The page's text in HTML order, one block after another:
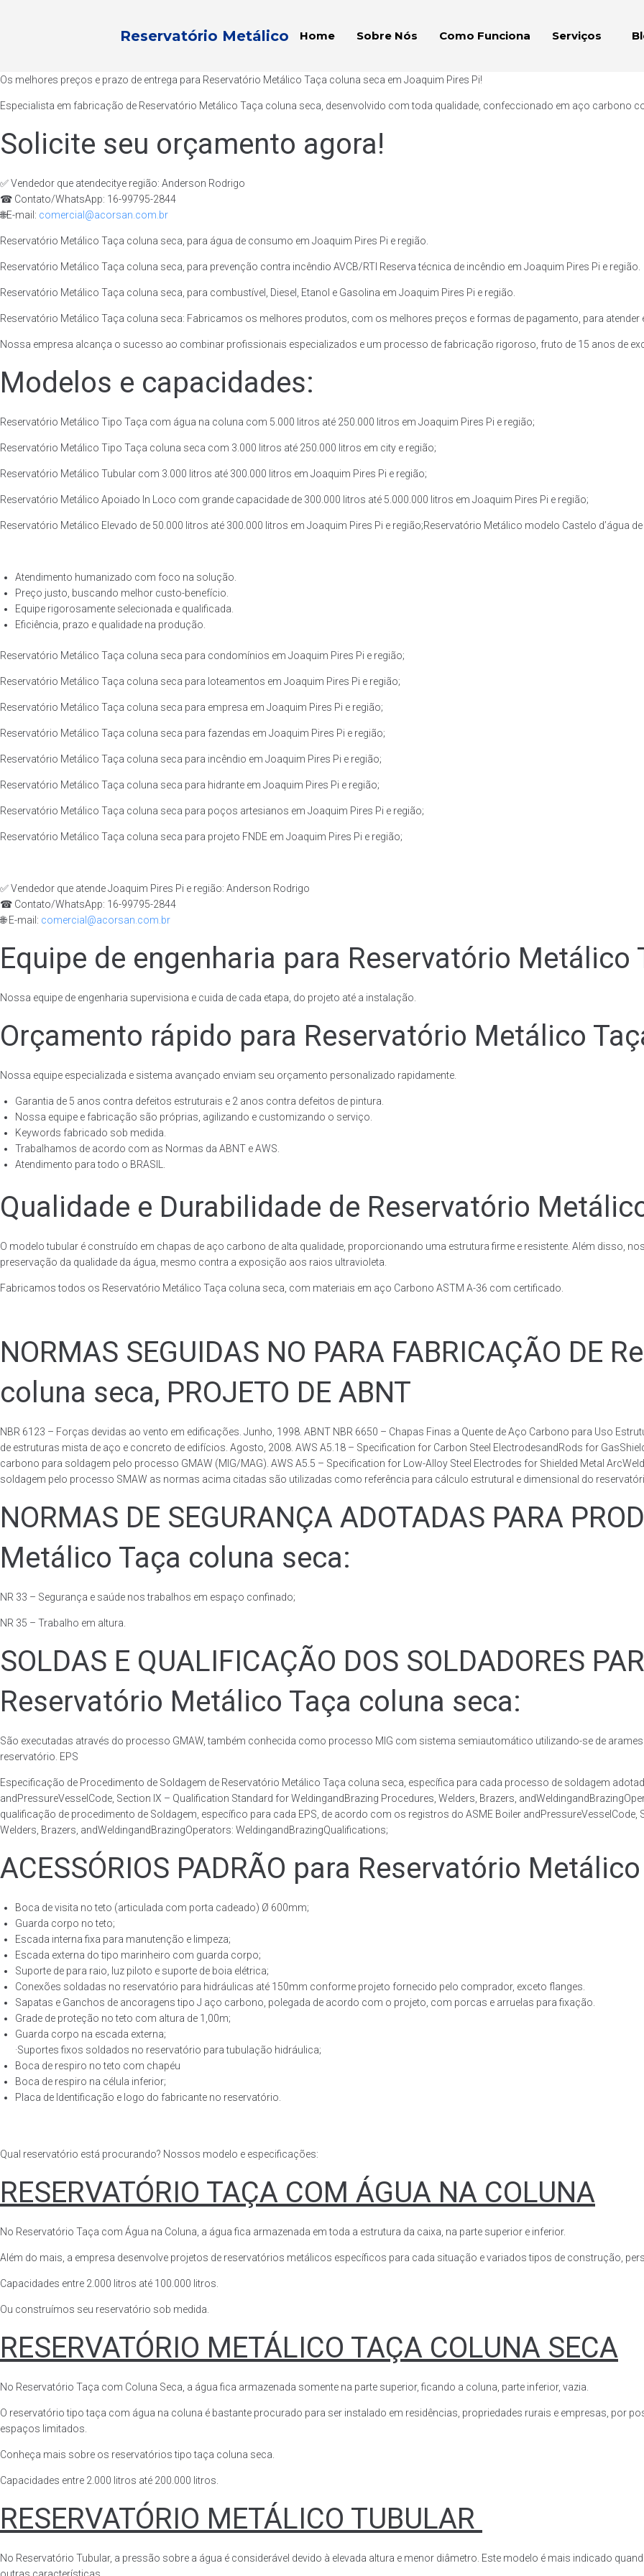
Reservatório Metálico Home Sobre Nós Como Funciona Serviços
Os melhores preços e prazo de entrega para Reservatório Metálico Taça coluna seca em Joaquim Pires Pi!
Especialista em fabricação de Reservatório Metálico Taça coluna seca, desenvolvido com toda qualidade, confeccionado em aço carbono
Solicite seu orçamento agora!
✅ Vendedor que atendecitye região: Anderson Rodrigo
☎ Contato/WhatsApp: 16-99795-2844
🌐E-mail: comercial@acorsan.com.br
Reservatório Metálico Taça coluna seca, para água de consumo em Joaquim Pires Pi e região.
Reservatório Metálico Taça coluna seca, para prevenção contra incêndio AVCB/RTI Reserva técnica de incêndio em Joaquim Pires Pi e região.
Reservatório Metálico Taça coluna seca, para combustível, Diesel, Etanol e Gasolina em Joaquim Pires Pi e região.
Reservatório Metálico Taça coluna seca: Fabricamos os melhores produtos, com os melhores preços e formas de pagamento, para atender
Nossa empresa alcança o sucesso ao combinar profissionais especializados e um processo de fabricação rigoroso, fruto de 15 anos de
Modelos e capacidades:
Reservatório Metálico Tipo Taça com água na coluna com 5.000 litros até 250.000 litros em Joaquim Pires Pi e região;
Reservatório Metálico Tipo Taça coluna seca com 3.000 litros até 250.000 litros em city e região;
Reservatório Metálico Tubular com 3.000 litros até 300.000 litros em Joaquim Pires Pi e região;
Reservatório Metálico Apoiado In Loco com grande capacidade de 300.000 litros até 5.000.000 litros em Joaquim Pires Pi e região;
Reservatório Metálico Elevado de 50.000 litros até 300.000 litros em Joaquim Pires Pi e região;Reservatório Metálico modelo Castelo d’água
Atendimento humanizado com foco na solução.
Preço justo, buscando melhor custo-benefício.
Equipe rigorosamente selecionada e qualificada.
Eficiência, prazo e qualidade na produção.
Reservatório Metálico Taça coluna seca para condomínios em Joaquim Pires Pi e região;
Reservatório Metálico Taça coluna seca para loteamentos em Joaquim Pires Pi e região;
Reservatório Metálico Taça coluna seca para empresa em Joaquim Pires Pi e região;
Reservatório Metálico Taça coluna seca para fazendas em Joaquim Pires Pi e região;
Reservatório Metálico Taça coluna seca para incêndio em Joaquim Pires Pi e região;
Reservatório Metálico Taça coluna seca para hidrante em Joaquim Pires Pi e região;
Reservatório Metálico Taça coluna seca para poços artesianos em Joaquim Pires Pi e região;
Reservatório Metálico Taça coluna seca para projeto FNDE em Joaquim Pires Pi e região;
✅ Vendedor que atende Joaquim Pires Pi e região: Anderson Rodrigo
☎ Contato/WhatsApp: 16-99795-2844
🌐 E-mail: comercial@acorsan.com.br
Equipe de engenharia para Reservatório Metálico
Nossa equipe de engenharia supervisiona e cuida de cada etapa, do projeto até a instalação.
Orçamento rápido para Reservatório Metálico
Nossa equipe especializada e sistema avançado enviam seu orçamento personalizado rapidamente.
Garantia de 5 anos contra defeitos estruturais e 2 anos contra defeitos de pintura.
Nossa equipe e fabricação são próprias, agilizando e customizando o serviço.
Keywords fabricado sob medida.
Trabalhamos de acordo com as Normas da ABNT e AWS.
Atendimento para todo o BRASIL.
Qualidade e Durabilidade de Reservatório
O modelo tubular é construído em chapas de aço carbono de alta qualidade, proporcionando uma estrutura firme e resistente. Além disso,
preservação da qualidade da água, mesmo contra a exposição aos raios ultravioleta.
Fabricamos todos os Reservatório Metálico Taça coluna seca, com materiais em aço Carbono ASTM A-36 com certificado.
NORMAS SEGUIDAS NO PARA FABRICAÇÃO DE
coluna seca, PROJETO DE ABNT
NBR 6123 – Forças devidas ao vento em edificações. Junho, 1998. ABNT NBR 6650 – Chapas Finas a Quente de Aço Carbono para Uso
de estruturas mista de aço e concreto de edifícios. Agosto, 2008. AWS A5.18 – Specification for Carbon Steel ElectrodesandRods for
carbono para soldagem pelo processo GMAW (MIG/MAG). AWS A5.5 – Specification for Low-Alloy Steel Electrodes for Shielded Metal
soldagem pelo processo SMAW as normas acima citadas são utilizadas como referência para cálculo estrutural e dimensional do
NORMAS DE SEGURANÇA ADOTADAS PARA
Metálico Taça coluna seca:
NR 33 – Segurança e saúde nos trabalhos em espaço confinado;
NR 35 – Trabalho em altura.
SOLDAS E QUALIFICAÇÃO DOS SOLDADORES
Reservatório Metálico Taça coluna seca:
São executadas através do processo GMAW, também conhecida como processo MIG com sistema semiautomático utilizando-se de
reservatório. EPS
Especificação de Procedimento de Soldagem de Reservatório Metálico Taça coluna seca, específica para cada processo de soldagem
andPressureVesselCode, Section IX – Qualification Standard for WeldingandBrazing Procedures, Welders, Brazers,
qualificação de procedimento de Soldagem, específico para cada EPS, de acordo com os registros do ASME Boiler
Welders, Brazers, andWeldingandBrazingOperators: WeldingandBrazingQualifications;
ACESSÓRIOS PADRÃO para Reservatório
Boca de visita no teto (articulada com porta cadeado) Ø 600mm;
Guarda corpo no teto;
Escada interna fixa para manutenção e limpeza;
Escada externa do tipo marinheiro com guarda corpo;
Suporte de para raio, luz piloto e suporte de boia elétrica;
Conexões soldadas no reservatório para hidráulicas até 150mm conforme projeto fornecido pelo comprador, exceto flanges.
Sapatas e Ganchos de ancoragens tipo J aço carbono, polegada de acordo com o projeto, com porcas e arruelas para fixação.
Grade de proteção no teto com altura de 1,00m;
Guarda corpo na escada externa;
·Suportes fixos soldados no reservatório para tubulação hidráulica;
Boca de respiro no teto com chapéu
Boca de respiro na célula inferior;
Placa de Identificação e logo do fabricante no reservatório.
Qual reservatório está procurando? Nossos modelo e especificações:
RESERVATÓRIO TAÇA COM ÁGUA NA COLUNA
No Reservatório Taça com Água na Coluna, a água fica armazenada em toda a estrutura da caixa, na parte superior e inferior.
Além do mais, a empresa desenvolve projetos de reservatórios metálicos específicos para cada situação e variados tipos de construção,
Capacidades entre 2.000 litros até 100.000 litros.
Ou construímos seu reservatório sob medida.
RESERVATÓRIO METÁLICO TAÇA COLUNA SECA
No Reservatório Taça com Coluna Seca, a água fica armazenada somente na parte superior, ficando a coluna, parte inferior, vazia.
O reservatório tipo taça com água na coluna é bastante procurado para ser instalado em residências, propriedades rurais e empresas, por
espaços limitados.
Conheça mais sobre os reservatórios tipo taça coluna seca.
Capacidades entre 2.000 litros até 200.000 litros.
RESERVATÓRIO METÁLICO TUBULAR
No Reservatório Tubular, a pressão sobre a água é considerável devido à elevada altura e menor diâmetro. Este modelo é mais indicado